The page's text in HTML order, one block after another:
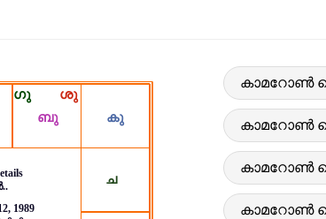
കാമറോൺ
കാമറോൺ
കാമറോൺ
കാമറോൺ